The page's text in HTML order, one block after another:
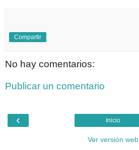
Compartir
No hay comentarios:
Publicar un comentario
‹ Inicio
Ver versión web